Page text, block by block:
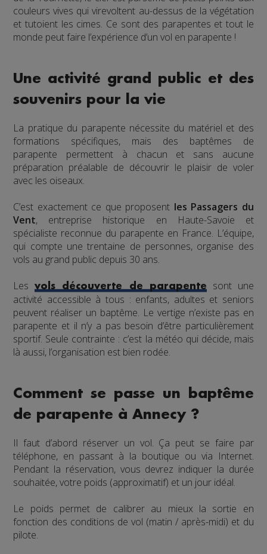
couleurs vives qui virevoltent au-dessus de la végétation
et tutoient les cimes. Ce sont des parapentes et tout le
monde peut faire l’expérience d’un vol en parapente !
Une activité grand public et des
souvenirs pour la vie
La pratique du parapente nécessite du matériel et des
formations spécifiques, mais des baptêmes de
parapente permettent à chacun et sans aucune
préparation préalable de découvrir le plaisir de voler
avec les oiseaux.
C’est exactement ce que proposent les Passagers du
Vent, entreprise historique en Haute-Savoie et
spécialiste reconnue du parapente en France. L’équipe,
qui compte une trentaine de personnes, organise des
vols au grand public depuis 30 ans.
Lesvols découverte de parapentesont une
activité accessible à tous : enfants, adultes et seniors
peuvent réaliser un baptême. Le vertige n’existe pas en
parapente et il n’y a pas besoin d’être particulièrement
sportif. Seule contrainte : c’est la météo qui décide, mais
là aussi, l’organisation est bien rodée.
Comment se passe un baptême
de parapente à Annecy ?
Il faut d’abord réserver un vol. Ça peut se faire par
téléphone, en passant à la boutique ou via Internet.
Pendant la réservation, vous devrez indiquer la durée
souhaitée, votre poids (approximatif) et un jour idéal.
Le poids permet de calibrer au mieux la sortie en
fonction des conditions de vol (matin / après-midi) et du
pilote.